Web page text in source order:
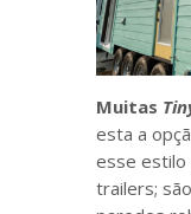
Muitas
esta a
esse estilo
trailers;